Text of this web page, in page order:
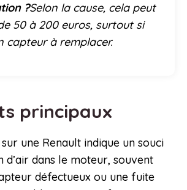
?Selon la cause, cela peut
50 à 200 euros, surtout si
capteur à remplacer.
principaux
sur une Renault indique un souci
d’air dans le moteur, souvent
défectueux ou une fuite